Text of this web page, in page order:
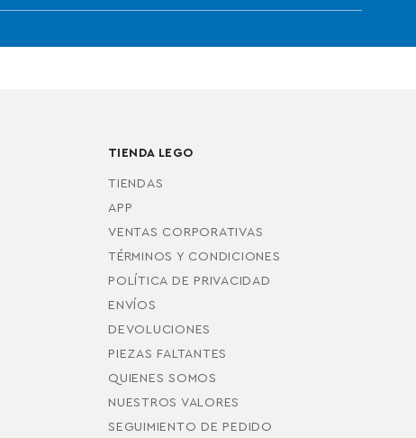
TIENDA LEGO
TIENDAS
APP
VENTAS CORPORATIVAS
TÉRMINOS Y CONDICIONES
POLÍTICA DE PRIVACIDAD
ENVÍOS
DEVOLUCIONES
PIEZAS FALTANTES
QUIENES SOMOS
NUESTROS VALORES
SEGUIMIENTO DE PEDIDO